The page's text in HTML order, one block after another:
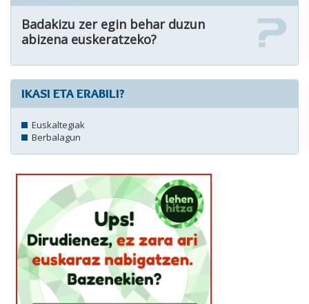
Badakizu zer egin behar duzun
abizena euskeratzeko?
IKASI ETA ERABILI?
Euskaltegiak
Berbalagun